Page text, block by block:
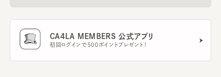
CA4LA MEMBERS 公式アプリ
初回ログインで500ポイントプレゼント！